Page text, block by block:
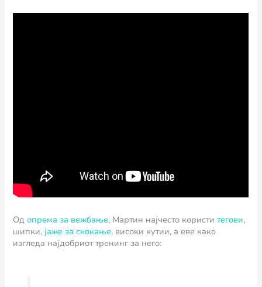
Одопрема за вежбање, Мартин најчесто користитегови,
шипки, јаже за скокање, високи кутии, а еве како
изгледа најдобриот тренинг за него: